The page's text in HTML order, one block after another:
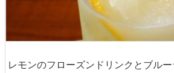
レモンのフローズンドリンクとブル